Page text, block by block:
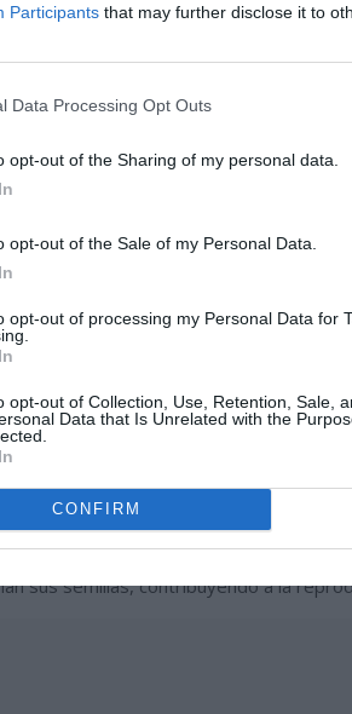
Participants that may further disclose it to
Data Processing Opt Outs
opt-out of the Sharing of my personal data.
opt-out of the Sale of my Personal Data.
opt-out of processing my Personal Data for
opt-out of Collection, Use, Retention, Sale,
Data that Is Unrelated with the
CONFIRM
de la Universidad de
que viven cerca de treinta o cincuenta
de pirámide, crece por encima de las
que están repletas de numerosas
frutos ovalados de color verde que
recogidos por los «Lémures», un
sus semillas, contribuyendo a la